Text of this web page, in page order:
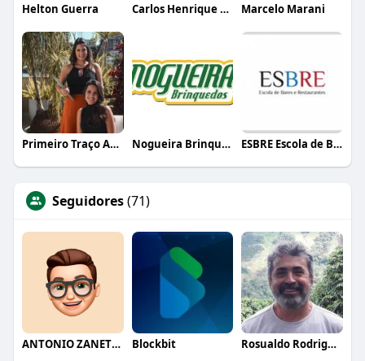
Helton Guerra Carlos Henrique de Faria Vasconcelos Marcelo Marani
Primeiro Traço Arquitetura Nogueira Brinquedos ESBRE Escola de Bares e Restaurantes
Seguidores(71)
ANTONIO ZANETTI JUNIOR Blockbit Rosualdo Rodrigues